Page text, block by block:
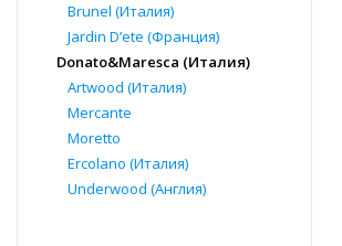
Brunel (Италия)
Jardin D’ete (Франция)
Donato&Maresca (Италия)
Artwood (Италия)
Mercante
Moretto
Ercolano (Италия)
Underwood (Англия)